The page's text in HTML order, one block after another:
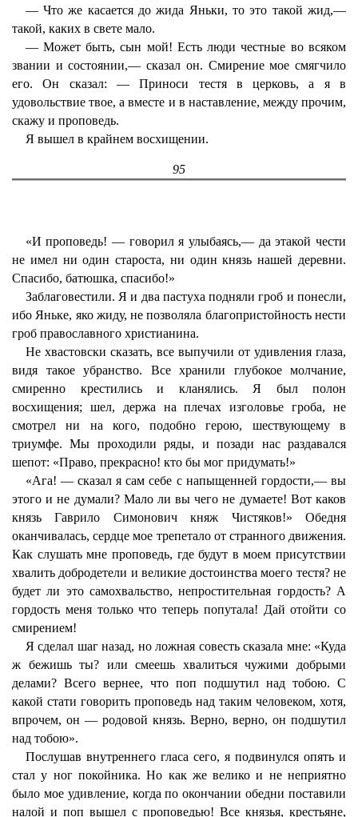
— Что же касается до жида Яньки, то это такой жид,—
такой, каких в свете мало.
— Может быть, сын мой! Есть люди честные во всяком
звании и состоянии,— сказал он. Смирение мое смягчило
его. Он сказал: — Приноси тестя в церковь, а я в
удовольствие твое, а вместе и в наставление, между прочим,
скажу и проповедь.
Я вышел в крайнем восхищении.
95
«И проповедь! — говорил я улыбаясь,— да этакой чести
не имел ни один староста, ни один князь нашей деревни.
Спасибо, батюшка, спасибо!»
Заблаговестили. Я и два пастуха подняли гроб и понесли,
ибо Яньке, яко жиду, не позволяла благопристойность нести
гроб православного христианина.
Не хвастовски сказать, все выпучили от удивления глаза,
видя такое убранство. Все хранили глубокое молчание,
смиренно крестились и кланялись. Я был полон
восхищения; шел, держа на плечах изголовье гроба, не
смотрел ни на кого, подобно герою, шествующему в
триумфе. Мы проходили ряды, и позади нас раздавался
шепот: «Право, прекрасно! кто бы мог придумать!»
«Ага! — сказал я сам себе с напыщенней гордости,— вы
этого и не думали? Мало ли вы чего не думаете! Вот каков
князь Гаврило Симонович княж Чистяков!» Обедня
оканчивалась, сердце мое трепетало от странного движения.
Как слушать мне проповедь, где будут в моем присутствии
хвалить добродетели и великие достоинства моего тестя? не
будет ли это самохвальство, непростительная гордость? А
гордость меня только что теперь попутала! Дай отойти со
смирением!
Я сделал шаг назад, но ложная совесть сказала мне: «Куда
ж бежишь ты? или смеешь хвалиться чужими добрыми
делами? Всего вернее, что поп подшутил над тобою. С
какой стати говорить проповедь над таким человеком, хотя,
впрочем, он — родовой князь. Верно, верно, он подшутил
над тобою».
Послушав внутреннего гласа сего, я подвинулся опять и
стал у ног покойника. Но как же велико и не неприятно
было мое удивление, когда по окончании обедни поставили
налой и поп вышел с проповедью! Все князья, крестьяне,